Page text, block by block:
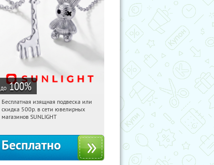
до 100%
17:19:15 Получили:
Россия
Бесплатная изящная подвеска или
скидка 500р. в сети ювелирных
магазинов SUNLIGHT
Бесплатно